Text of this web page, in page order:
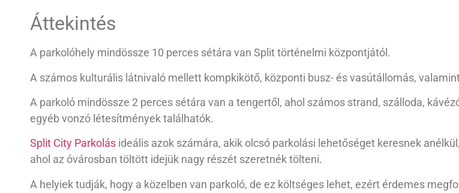
Áttekintés
A parkolóhely mindössze 10 perces sétára van Split történelmi központjától.
A számos kulturális látnivaló mellett kompkikötő, központi busz- és vasútállomás,
A parkoló mindössze 2 perces sétára van a tengertől, ahol számos strand, szálloda,
egyéb vonzó létesítmények találhatók.
Split City Parkolás ideális azok számára, akik olcsó parkolási lehetőséget keresnek
ahol az óvárosban töltött idejük nagy részét szeretnék tölteni.
A helyiek tudják, hogy a közelben van parkoló, de ez költséges lehet, ezért érdemes